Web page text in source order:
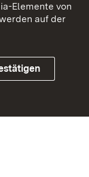
Elemente von
auf der